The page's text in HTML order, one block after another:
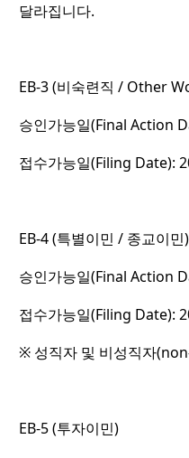
달라집니다.
EB-3 (비숙련직 / Other
승인가능일(Final Action
접수가능일(Filing Date):
EB-4 (특별이민 / 종교이민)
승인가능일(Final Action
접수가능일(Filing Date):
※ 성직자 및 비성직자
EB-5 (투자이민)